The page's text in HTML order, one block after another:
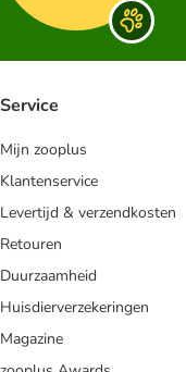
Service
Mijn zooplus
Klantenservice
Levertijd & verzendkosten
Retouren
Duurzaamheid
Huisdierverzekeringen
Magazine